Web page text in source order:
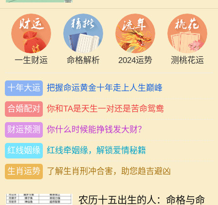
一生财运 命格解析 2024运势 测桃花运
十年大运 把握命运黄金十年走上人生巅峰
合婚配对 你和TA是天生一对还是苦命鸳鸯
财运预测 你什么时候能挣钱发大财？
红线姻缘 红线牵姻缘，解锁爱情秘籍
生肖运势 了解生肖刑冲合害，助您趋吉避凶
农历十五出生的人：命格与命
在中华文化中，命理学是一个极具深
人命格的影响尤为显著。农历十五作